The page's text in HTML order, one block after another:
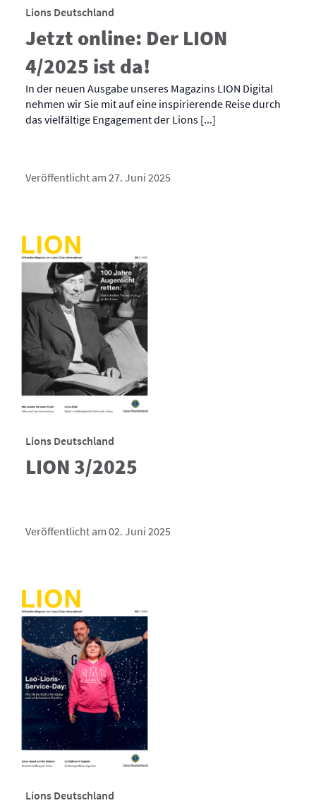
Lions Deutschland
Jetzt online: Der LION
4/2025 ist da!
In der neuen Ausgabe unseres Magazins LION Digital
nehmen wir Sie mit auf eine inspirierende Reise durch
das vielfältige Engagement der Lions [...]
Veröffentlicht am 27. Juni 2025
Lions Deutschland
LION 3/2025
Veröffentlicht am 02. Juni 2025
Lions Deutschland